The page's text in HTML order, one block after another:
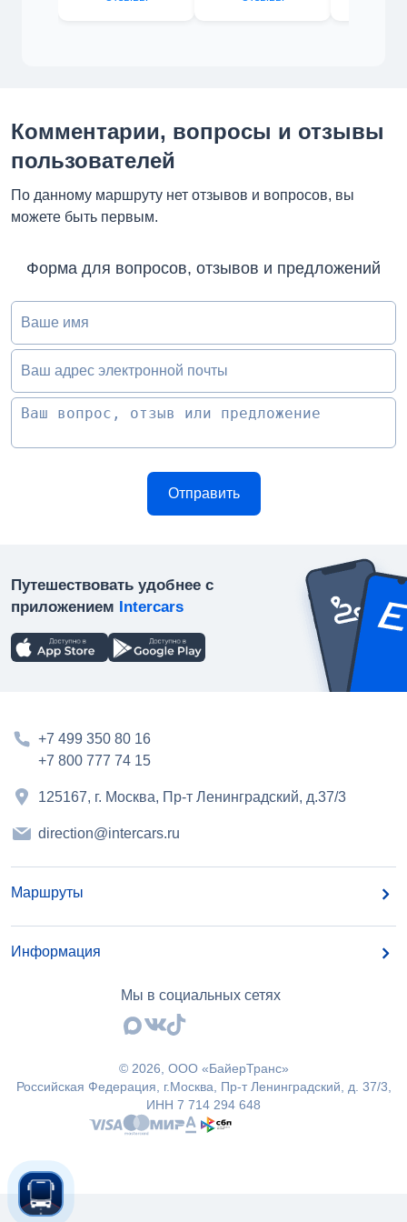
Комментарии, вопросы и отзывы
пользователей
По данному маршруту нет отзывов и вопросов, вы
можете быть первым.
Форма для вопросов, отзывов и предложений
Ваше имя
Ваш адрес электронной почты
Путешествовать удобнее с
приложением Intercars
+7 499 350 80 16
+7 800 777 74 15
125167, г. Москва, Пр-т Ленинградский, д.37/3
direction@intercars.ru
Маршруты
Информация
Мы в социальных сетях
© 2026 , OOO «БайерТранс»
Российская Федерация, г.Москва, Пр-т Ленинградский, д. 37/3,
ИНН 7 714 294 648